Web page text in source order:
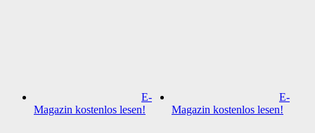
E-
Magazin kostenlos lesen!
E-
Magazin kostenlos lesen!